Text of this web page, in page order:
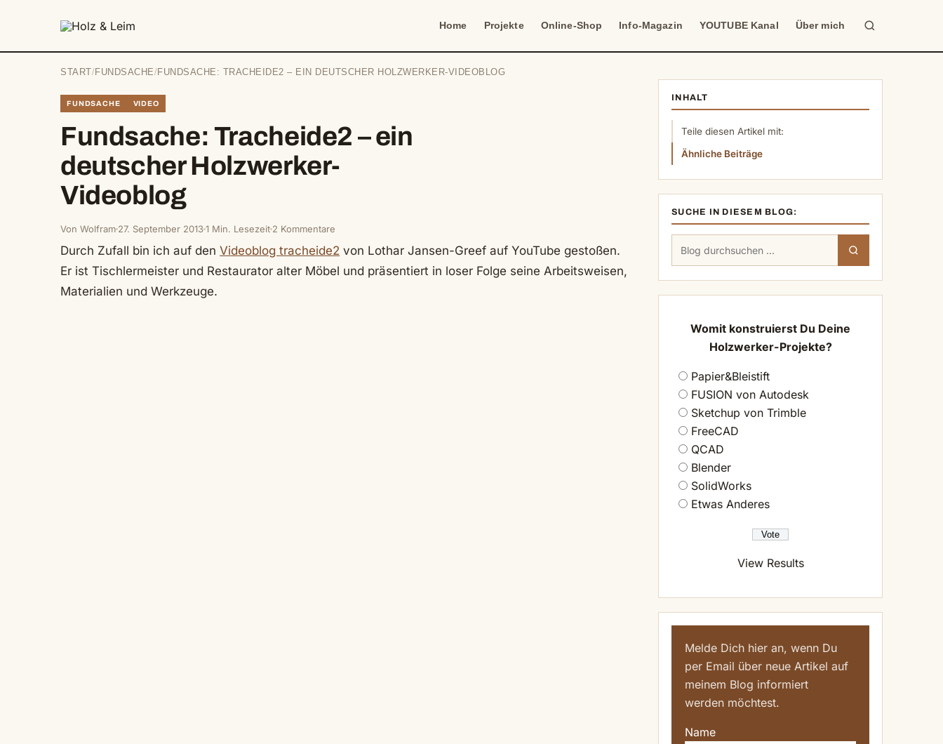
Home Projekte Online-Shop Info-Magazin YOUTUBE Kanal Über mich
Suche
START / FUNDSACHE/ FUNDSACHE: TRACHEIDE2 – EIN DEUTSCHER HOLZWERKER-VIDEOBLOG
FUNDSACHE VIDEO
Fundsache: Tracheide2 – ein
deutscher Holzwerker-
Videoblog
Von Wolfram 27. September 20131 Min. Lesezeit 2 Kommentare
Durch Zufall bin ich auf den Videoblog tracheide2 von Lothar Jansen-Greef auf YouTube gestoßen.
Er ist Tischlermeister und Restaurator alter Möbel und präsentiert in loser Folge seine Arbeitsweisen,
Materialien und Werkzeuge.
INHALT
Teile diesen Artikel mit:
Ähnliche Beiträge
SUCHE IN DIESEM BLOG:
Suchen
Womit konstruierst Du Deine
Holzwerker-Projekte?
Papier&Bleistift
FUSION von Autodesk
Sketchup von Trimble
FreeCAD
QCAD
Blender
SolidWorks
Etwas Anderes
View Results
Melde Dich hier an, wenn Du
per Email über neue Artikel auf
meinem Blog informiert
werden möchtest.
Name